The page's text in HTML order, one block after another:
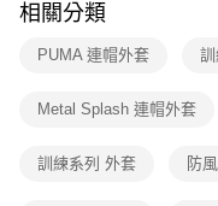
※ 交易是否成功請以「
是否繳費成功／繳費後需取
客戶支援中心」 https://
１．透過由恩沛科技股份有
權轉讓予恩沛科技股份有限
相關分類
PUMA 連帽外套
Metal Splash 連帽外套
訓練系列 外套 防